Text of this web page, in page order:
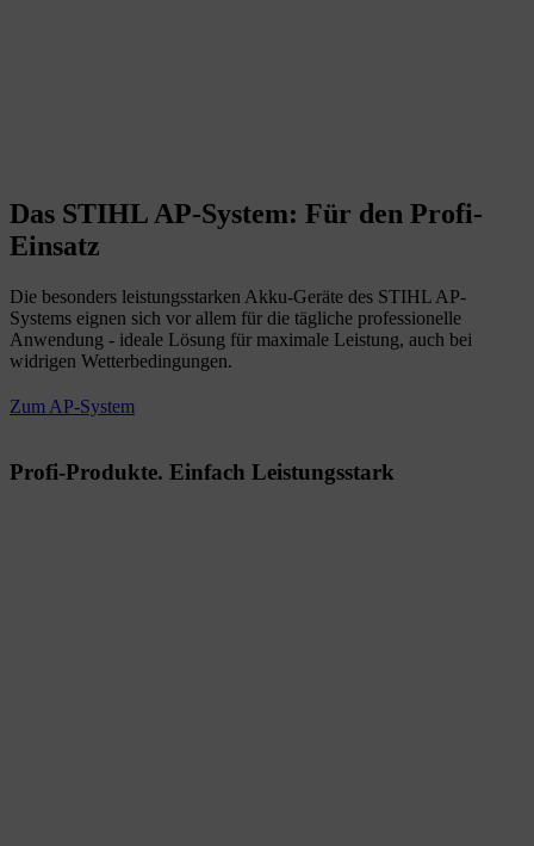
Das STIHL AP-System: Für den Profi-
Einsatz
Die besonders leistungsstarken Akku-Geräte des STIHL AP-
Systems eignen sich vor allem für die tägliche professionelle
Anwendung - ideale Lösung für maximale Leistung, auch bei
widrigen Wetterbedingungen.
Zum AP-System
Profi-Produkte. Einfach Leistungsstark